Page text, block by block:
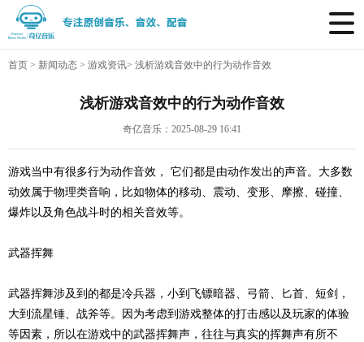
首页 > 新闻动态 > 游戏资讯> 浅析游戏音效中的行为动作音效
浅析游戏音效中的行为动作音效
奇亿音乐：2025-08-29 16:41
游戏当中有很多行为动作音效，
它们都是由动作发出的声音。大多数
动效属于物理类音响，比如物体的移动、震动、变形、摩擦、碰撞、
爆炸以及角色战斗时的相关音效等。
武器挥舞
武器挥舞涉及到的都是冷兵器，小到飞镖暗器、弓箭、匕首、短剑，
大到流星锤、战斧等。因为考虑到游戏整体的打击感以及玩家的体验
等因素，所以在游戏中的武器挥舞声，往往与真实的挥舞声有所不